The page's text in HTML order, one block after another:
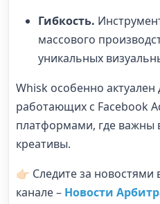
Гибкость.
массового
уникальных
Whisk особенно
работающих с Facebook
платформами, где важны
креативы.
👉🏻 Следите за
канале – Новости